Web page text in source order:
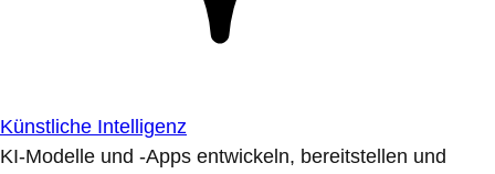
Künstliche Intelligenz
KI-Modelle und -Apps entwickeln, bereitstellen und